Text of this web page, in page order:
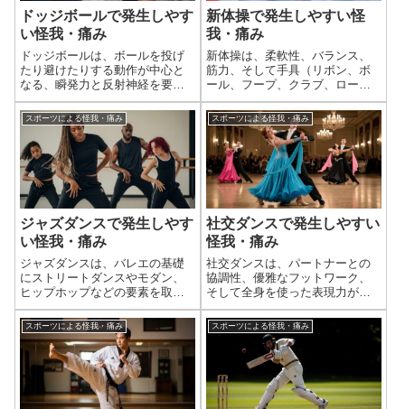
ドッジボールで発生しやす
い怪我・痛み
ドッジボールは、ボールを投げ
たり避けたりする動作が中心と
なる、瞬発力と反射神経を要す
るスポーツです。コート内を走
り回り、急な方向転換、ジャン
プ、そしてボールの捕球や投球
を繰り返すため、全身に負担が
かかります。そのため、指、手
首といった上肢の...
新体操で発生しやすい怪
我・痛み
新体操は、柔軟性、バランス、
筋力、そして手具（リボン、ボ
ール、フープ、クラブ、ロー
プ）の操作技術が高度に融合し
た、優雅さと力強さを兼ね備え
たスポーツです。極限まで求め
られる柔軟性、繰り返し行われ
るジャンプやターン、そして手
具を扱うための繊細...
スポーツによる怪我・痛み
ジャズダンスで発生しやす
い怪我・痛み
ジャズダンスは、バレエの基礎
にストリートダンスやモダン、
ヒップホップなどの要素を取り
入れた、全身を使ったダイナミ
ックな動きと表現力が求められ
るダンスです。ジャンプ、ター
ン、フロアワーク、アクロバテ
ィックな動きなど、多様な動き
が含まれるため、...
スポーツによる怪我・痛み
社交ダンスで発生しやすい
怪我・痛み
社交ダンスは、パートナーとの
協調性、優雅なフットワーク、
そして全身を使った表現力が求
められるダンスです。複雑なス
テップ、繰り返し行われるター
ンやライズ＆フォール（昇降運
動）、そしてパートナーとの体
重移動やバランスは、身体の
様々な部位に負担を...
スポーツによる怪我・痛み スポーツによる怪我・痛み